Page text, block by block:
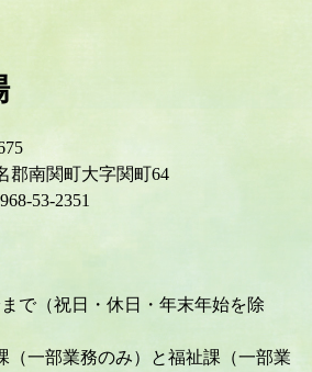
郡南関町大字関町64
53-2351
で（祝日・休日・年末年始を除
一部業務のみ）と福祉課（一部業